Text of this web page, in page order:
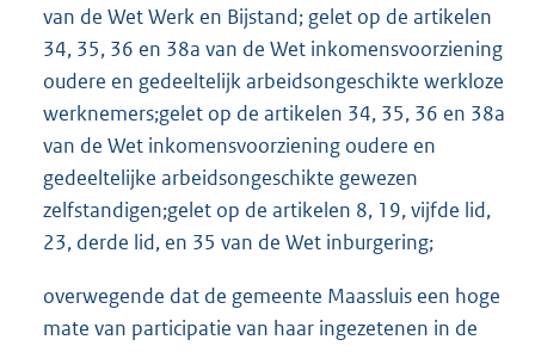
van de Wet Werk en Bijstand; gelet op de artikelen
34, 35, 36 en 38a van de Wet inkomensvoorziening
oudere en gedeeltelijk arbeidsongeschikte werkloze
werknemers;gelet op de artikelen 34, 35, 36 en 38a
van de Wet inkomensvoorziening oudere en
gedeeltelijke arbeidsongeschikte gewezen
zelfstandigen;gelet op de artikelen 8, 19, vijfde lid,
23, derde lid, en 35 van de Wet inburgering;
overwegende dat de gemeente Maassluis een hoge
mate van participatie van haar ingezetenen in de